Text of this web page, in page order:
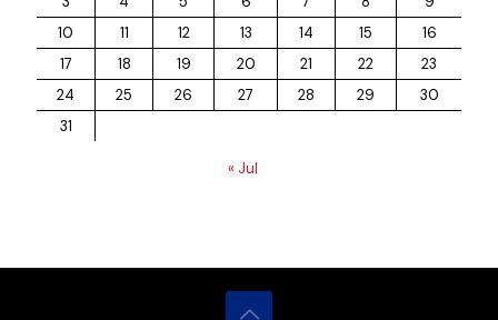
10
11 12 13 14 15
16
17
18 19 20 21 22
23
24
25 26 27 28 29
30
31
« Jul